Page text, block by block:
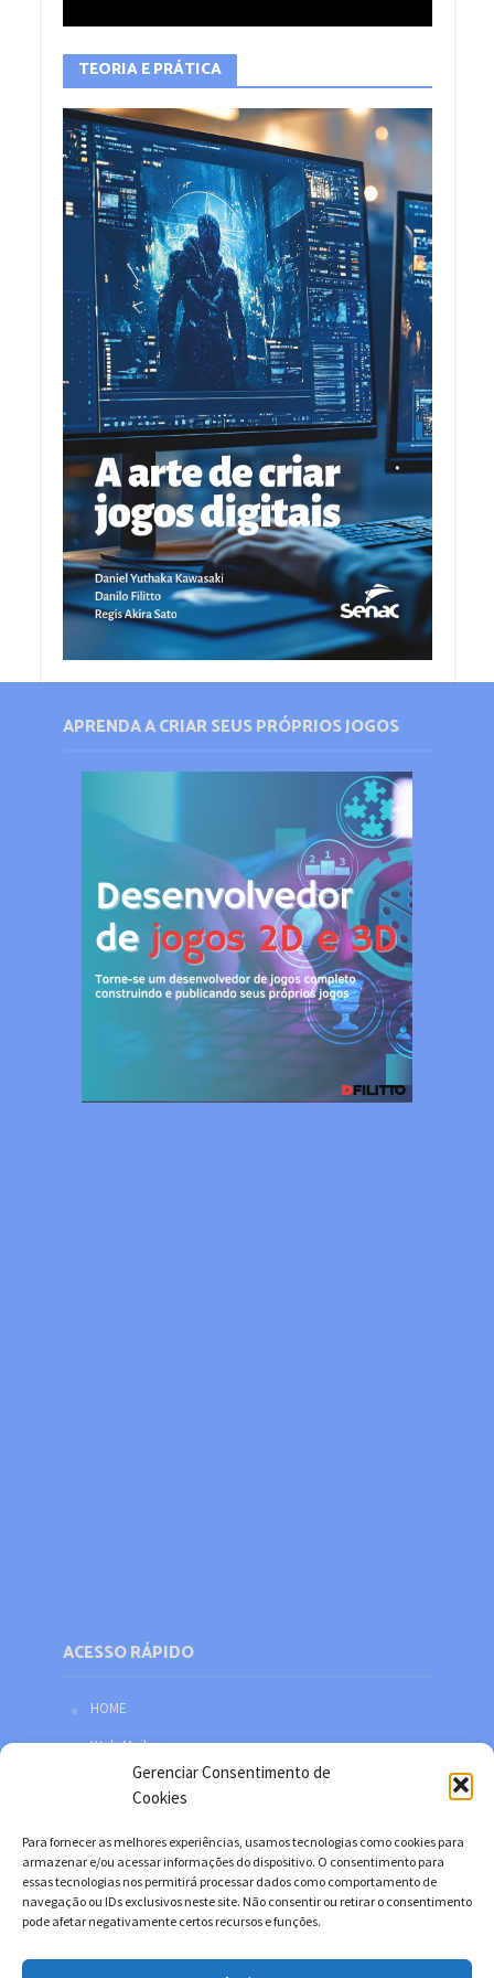
Gerenciar Consentimento de
Cookies
Para fornecer as melhores experiências, usamos tecnologias como cookies para
armazenar e/ou acessar informações do dispositivo. O consentimento para
essas tecnologias nos permitirá processar dados como comportamento de
navegação ou IDs exclusivos neste site. Não consentir ou retirar o consentimento
pode afetar negativamente certos recursos e funções.
TEORIA E PRÁTICA
APRENDA A CRIAR SEUS PRÓPRIOS JOGOS
ACESSO RÁPIDO
HOME
Web Mail
Política de privacidade
Facebook
Twitter
YouTube
Instagram